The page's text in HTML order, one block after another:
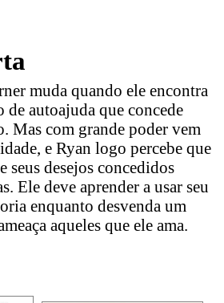
muda quando ele encontra
autoajuda que concede
Mas com grande poder vem
e Ryan logo percebe que
seus desejos concedidos
Ele deve aprender a usar seu
enquanto desvenda um
aqueles que ele ama.